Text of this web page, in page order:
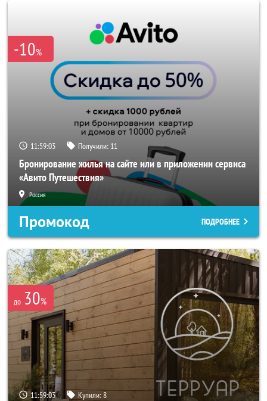
-10%
11:59:01 Получили: 11
Бронирование жилья на сайте или в приложении сервиса
«Авито Путешествия»
Россия
Промокод ПОДРОБНЕЕ
до 30%
11:59:01 Купили:8